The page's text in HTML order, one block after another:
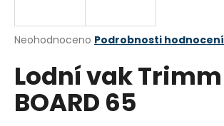
Průměrné
produktu
je
0,0
Neohodnoceno Podrobnosti hodnocení
Lodní vak Trimm
BOARD 65
j
t
?